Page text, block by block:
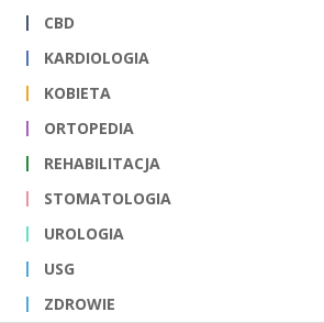
CBD
KARDIOLOGIA
KOBIETA
ORTOPEDIA
REHABILITACJA
STOMATOLOGIA
UROLOGIA
USG
ZDROWIE